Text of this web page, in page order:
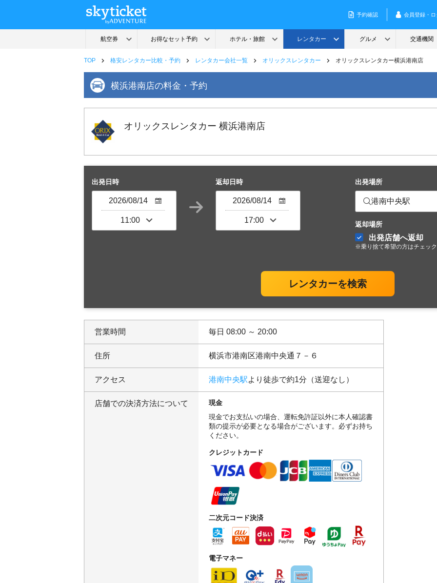
TOP 格安レンタカー比較・予約 レンタカー会社一覧 オリックスレンタカー オリックスレンタカー横浜港南店
横浜港南店の料金・予約
オリックスレンタカー 横浜港南店
出発日時 返却日時 出発場所
港南中央駅
返却場所
出発店舗へ返却
※乗り捨て希望の方はチェッ
レンタカーを検索
営業時間 毎日 08:00 ～ 20:00
住所 横浜市港南区港南中央通７－６
アクセス 港南中央駅より徒歩で約1分（送迎なし）
店舗での決済方法について
現金
現金でお支払いの場合、運転免許証以外に本人確認書
類の提示が必要となる場合がございます。必ずお持ち
ください。
クレジットカード
二次元コード決済
電子マネー